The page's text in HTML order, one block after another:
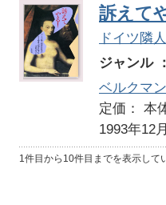
訴えて
ドイツ隣
ジャンル
ベルクマン
定価：
1993年12
1件目から10件目までを表示して